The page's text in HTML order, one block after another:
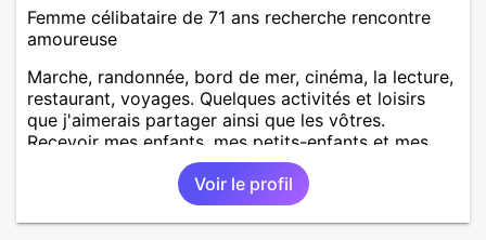
Femme célibataire de 71 ans recherche rencontre
amoureuse
Marche, randonnée, bord de mer, cinéma, la lecture,
restaurant, voyages. Quelques activités et loisirs
que j'aimerais partager ainsi que les vôtres.
Recevoir mes enfants, mes petits-enfants et mes
amis. Bénévolat auprès des enfants à l’école, pour le
cinéma indépendant... Se rencontrer, être à l’écoute,
échanger avec une personne de confiance, pour une
vie de partage, de tendresse. Les voyages et où
Voir le profil